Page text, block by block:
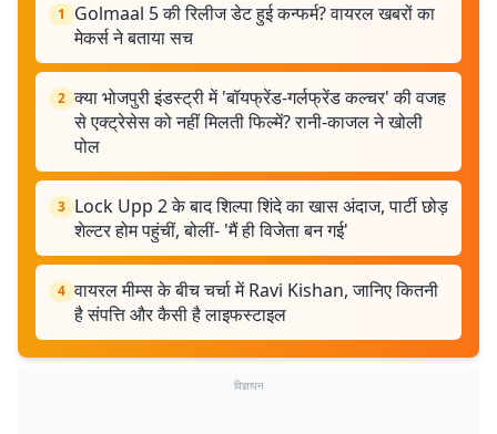
1
Golmaal 5 की रिलीज डेट हुई कन्फर्म? वायरल खबरों का
मेकर्स ने बताया सच
2 क्या भोजपुरी इंडस्ट्री में 'बॉयफ्रेंड-गर्लफ्रेंड कल्चर' की वजह
से एक्ट्रेसेस को नहीं मिलती फिल्में? रानी-काजल ने खोली
पोल
3 Lock Upp 2 के बाद शिल्पा शिंदे का खास अंदाज, पार्टी छोड़
शेल्टर होम पहुंचीं, बोलीं- 'मैं ही विजेता बन गई'
4 वायरल मीम्स के बीच चर्चा में Ravi Kishan, जानिए कितनी
है संपत्ति और कैसी है लाइफस्टाइल
विज्ञापन